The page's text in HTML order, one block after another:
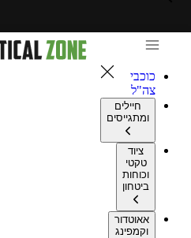
כוכבי
צה"ל
חיילים
ומתגייסים
ציוד
טקטי
וכוחות
ביטחון
אאוטדור
וקמפינג